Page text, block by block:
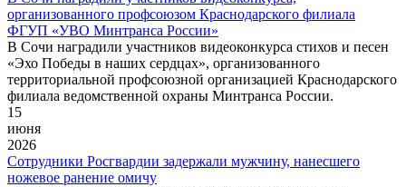
организованного профсоюзом Краснодарского филиала
ФГУП «УВО Минтранса России»
В Сочи наградили участников видеоконкурса стихов и песен
«Эхо Победы в наших сердцах», организованного
территориальной профсоюзной организацией Краснодарского
филиала ведомственной охраны Минтранса России.
15
июня
2026
Сотрудники Росгвардии задержали мужчину, нанесшего
ножевое ранение омичу